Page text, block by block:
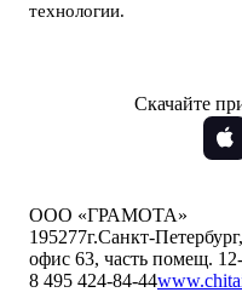
технологии.
Скачайте
ООО «ГРАМОТА»
195277г.Санкт-Петербург,
офис 63, часть помещ.
8 495 424-84-44